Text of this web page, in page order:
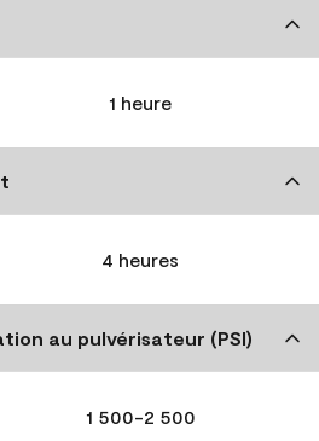
1 heure
4 heures
au pulvérisateur (PSI)
1 500-2 500